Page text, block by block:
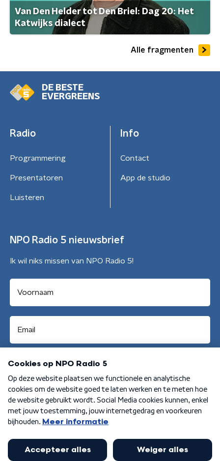
Van Den Helder tot Den Briel: Dag 20: Het
Katwijks dialect
Alle fragmenten
DE BESTE
EVERGREENS
Radio
Programmering
Presentatoren
Luisteren
Info
Contact
App de studio
NPO Radio 5 nieuwsbrief
Ik wil niks missen van NPO Radio 5!
Aanmelden
Algemene voorwaarden Privacybeleid